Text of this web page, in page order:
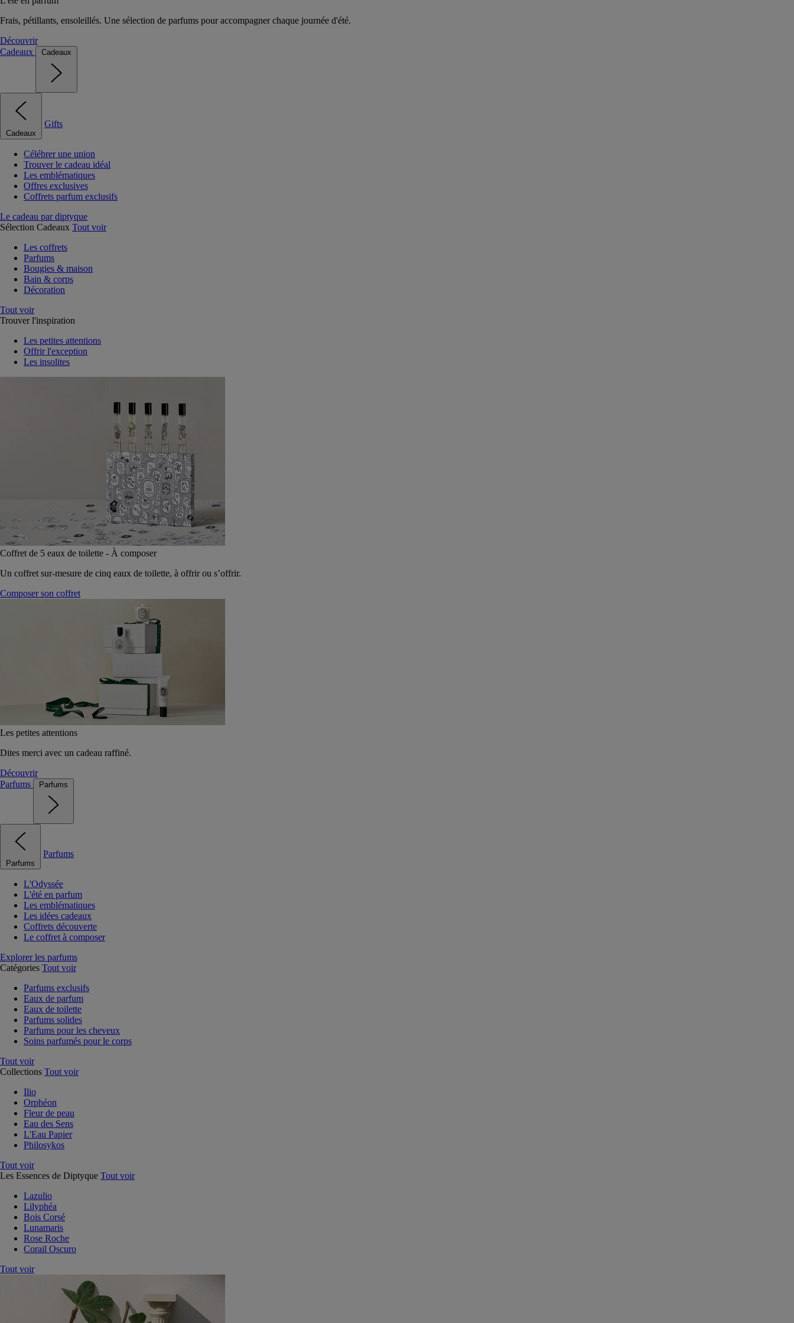
Frais, pétillants, ensoleillés. Une sélection de parfums pour accompagner chaque journée d'été.
Découvrir
Cadeaux
Cadeaux
Cadeaux
Gifts
Célébrer une union
Trouver le cadeau idéal
Les emblématiques
Offres exclusives
Coffrets parfum exclusifs
Le cadeau par diptyque
Sélection Cadeaux Tout voir
Les coffrets
Parfums
Bougies & maison
Bain & corps
Décoration
Tout voir
Trouver l'inspiration
Les petites attentions
Offrir l'exception
Les insolites
Coffret de 5 eaux de toilette - À composer
Un coffret sur-mesure de cinq eaux de toilette, à offrir ou s’offrir.
Composer son coffret
Les petites attentions
Dites merci avec un cadeau raffiné.
Découvrir
Parfums
Parfums
Parfums
Parfums
L'Odyssée
L'été en parfum
Les emblématiques
Les idées cadeaux
Coffrets découverte
Le coffret à composer
Explorer les parfums
Catégories Tout voir
Parfums exclusifs
Eaux de parfum
Eaux de toilette
Parfums solides
Parfums pour les cheveux
Soins parfumés pour le corps
Tout voir
Collections Tout voir
Ilio
Orphéon
Fleur de peau
Eau des Sens
L'Eau Papier
Philosykos
Tout voir
Les Essences de Diptyque Tout voir
Lazulio
Lilyphéa
Bois Corsé
Lunamaris
Rose Roche
Corail Oscuro
Tout voir